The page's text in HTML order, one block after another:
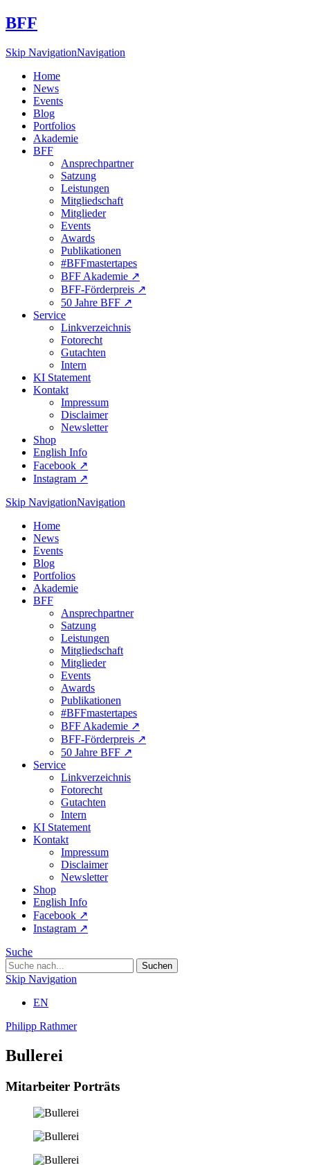
BFF
Skip NavigationNavigation
Home
News
Events
Blog
Portfolios
Akademie
BFF
Ansprechpartner
Satzung
Leistungen
Mitgliedschaft
Mitglieder
Events
Awards
Publikationen
#BFFmastertapes
BFF Akademie ↗︎
BFF-Förderpreis ↗︎
50 Jahre BFF ↗︎
Service
Linkverzeichnis
Fotorecht
Gutachten
Intern
KI Statement
Kontakt
Impressum
Disclaimer
Newsletter
Shop
English Info
Facebook ↗︎
Instagram ↗︎
Skip NavigationNavigation
Home
News
Events
Blog
Portfolios
Akademie
BFF
Ansprechpartner
Satzung
Leistungen
Mitgliedschaft
Mitglieder
Events
Awards
Publikationen
#BFFmastertapes
BFF Akademie ↗︎
BFF-Förderpreis ↗︎
50 Jahre BFF ↗︎
Service
Linkverzeichnis
Fotorecht
Gutachten
Intern
KI Statement
Kontakt
Impressum
Disclaimer
Newsletter
Shop
English Info
Facebook ↗︎
Instagram ↗︎
Suche
Skip Navigation
EN
Philipp Rathmer
Bullerei
Mitarbeiter Porträts